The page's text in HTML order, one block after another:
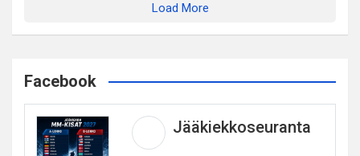
Load More
Facebook
Jääkiekkoseuranta